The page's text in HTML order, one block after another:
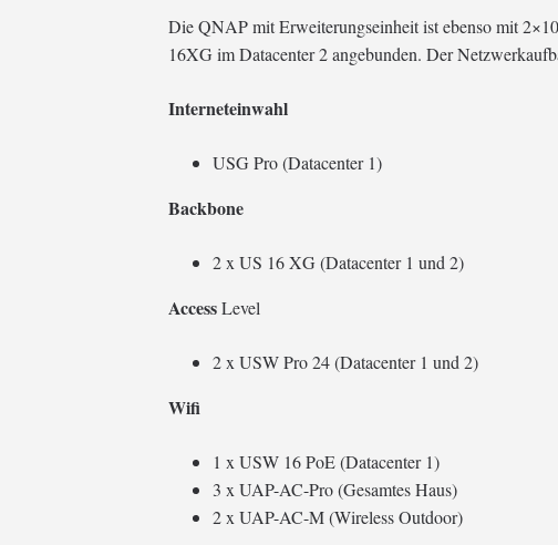
Die QNAP mit Erweiterungseinheit ist ebenso mit
16XG im Datacenter 2 angebunden. Der
Interneteinwahl
USG Pro (Datacenter 1)
Backbone
2 x US 16 XG (Datacenter 1 und 2)
AccessLevel
2 x USW Pro 24 (Datacenter 1 und 2)
Wifi
1 x USW 16 PoE (Datacenter 1)
3 x UAP-AC-Pro (Gesamtes Haus)
2 x UAP-AC-M (Wireless Outdoor)